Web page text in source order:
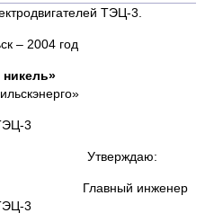
ТЭЦ-3.
– 2004 год
3
инженер
3